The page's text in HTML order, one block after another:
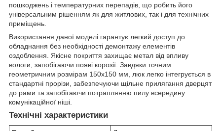
пошкоджень і температурних перепадів, що робить його
універсальним рішенням як для житлових, так і для технічних
приміщень.
Використання даної моделі гарантує легкий доступ до
обладнання без необхідності демонтажу елементів
оздоблення. Якісне покриття захищає метал від впливу
вологи, запобігаючи появі корозії. Завдяки точним
геометричним розмірам 150х150 мм, люк легко інтегрується в
стандартні прорізи, забезпечуючи щільне прилягання дверцят
до рами та запобігаючи потраплянню пилу всередину
комунікаційної ніші.
Технічні характеристики